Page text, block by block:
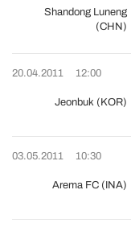
Shandong Luneng
(CHN)
20.04.2011 12:00
Jeonbuk (KOR)
03.05.2011 10:30
Arema FC (INA)